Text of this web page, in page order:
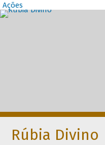
Ações
Rúbia Divino